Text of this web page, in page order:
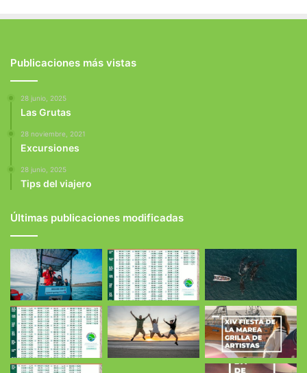
Publicaciones más vistas
28 junio, 2025
Las Grutas
28 noviembre, 2021
Excursiones
28 junio, 2025
Tips del viajero
Últimas publicaciones modificadas